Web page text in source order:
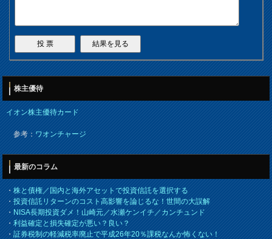
株主優待
イオン株主優待カード
参考：ワオンチャージ
最新のコラム
・株と債権／国内と海外アセットで投資信託を選択する
・投資信託リターンのコスト高影響を論じるな！世間の大誤解
・NISA長期投資ダメ！山崎元／水瀬ケンイチ／カンチュンド
・利益確定と損失確定が悪い？良い？
・証券税制の軽減税率廃止で平成26年20％課税なんか怖くない！